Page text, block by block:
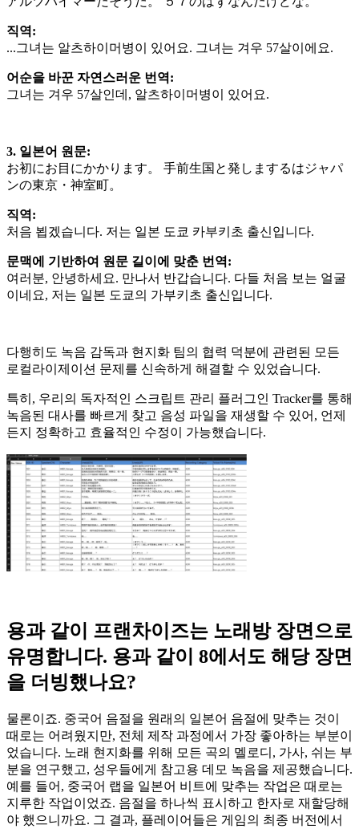
직역:
...그녀는 알츠하이머병이 있어요. 그녀는 겨우 57살이에요.
어순을 바꾼 자연스러운 번역:
그녀는 겨우 57살인데, 알츠하이머병이 있어요.
3. 일본어 원문:
お初にお目にかかります。 手前生国と発しまするはジャパ
ンの東京・神室町。
직역:
처음 뵙겠습니다. 저는 일본 도쿄 카부키초 출신입니다.
문맥에 기반하여 원문 길이에 맞춘 번역:
여러분, 안녕하세요. 만나서 반갑습니다. 다들 처음 보는 얼굴
이네요, 저는 일본 도쿄의 가부키초 출신입니다.
다행히도 녹음 감독과 현지화 팀의 협력 덕분에 관련된 모든
로컬라이제이션 문제를 신속하게 해결할 수 있었습니다.
특히, 우리의 독자적인 스크립트 관리 플러그인 Tracker를 통해
녹음된 대사를 빠르게 찾고 음성 파일을 재생할 수 있어, 언제
든지 정확하고 효율적인 수정이 가능했습니다.
용과 같이 프랜차이즈는 노래방 장면으로
유명합니다. 용과 같이 8에서도 해당 장면
을 더빙했나요?
물론이죠. 중국어 음절을 원래의 일본어 음절에 맞추는 것이
때로는 어려웠지만, 전체 제작 과정에서 가장 좋아하는 부분이
었습니다. 노래 현지화를 위해 모든 곡의 멜로디, 가사, 쉬는 부
분을 연구했고, 성우들에게 참고용 데모 녹음을 제공했습니다.
예를 들어, 중국어 랩을 일본어 비트에 맞추는 작업은 때로는
지루한 작업이었죠. 음절을 하나씩 표시하고 한자로 재할당해
야 했으니까요. 그 결과, 플레이어들은 게임의 최종 버전에서